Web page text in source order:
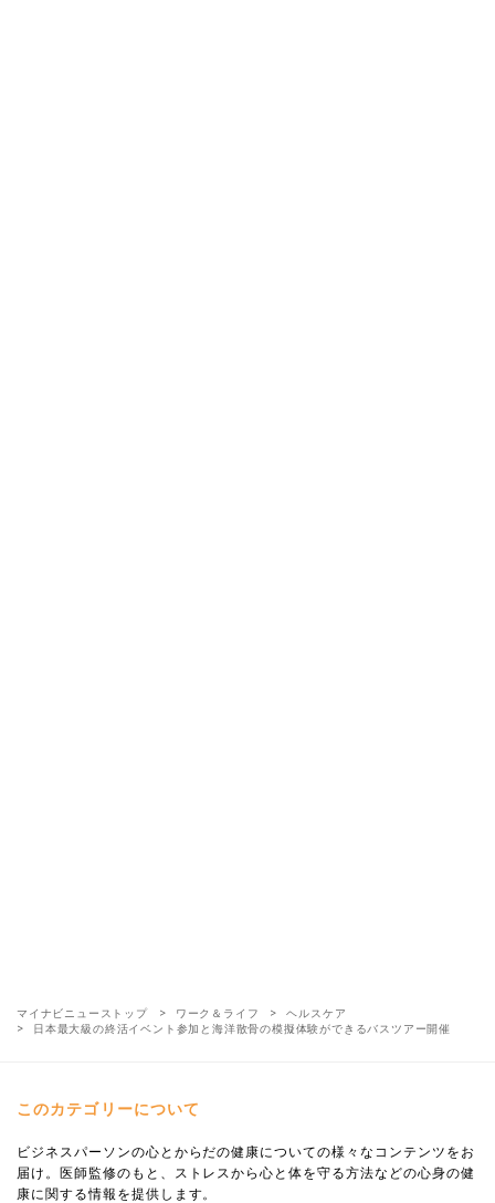
マイナビニューストップ ワーク＆ライフ
ヘルスケア
日本最大級の終活イベント参加と海洋散骨の模擬体験ができるバスツアー開催
このカテゴリーについて
ビジネスパーソンの心とからだの健康についての様々なコンテンツをお
届け。医師監修のもと、ストレスから心と体を守る方法などの心身の健
康に関する情報を提供します。